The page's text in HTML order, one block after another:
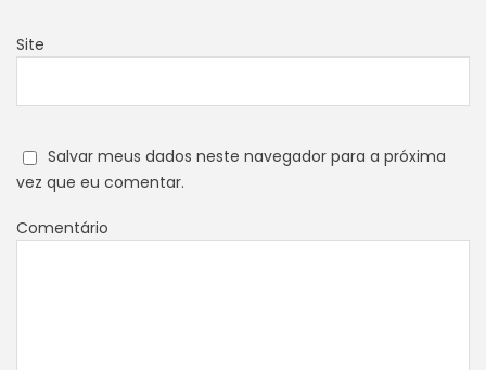
Site
Salvar meus dados neste navegador para a próxima
vez que eu comentar.
Comentário